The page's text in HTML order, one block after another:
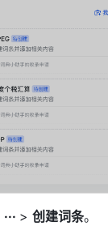
··· > 创建词条。